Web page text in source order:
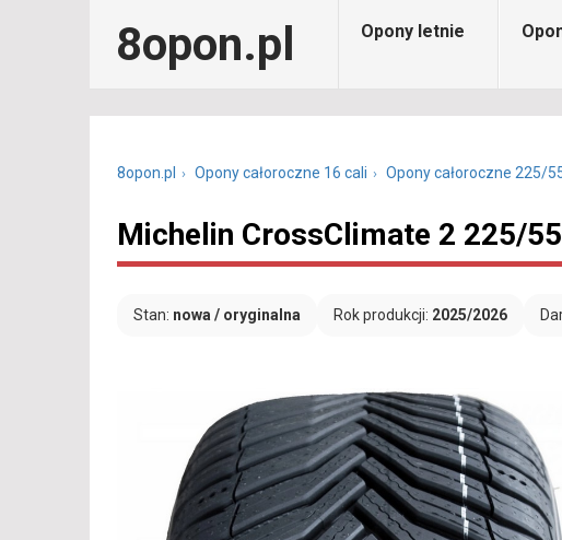
8opon.pl Opony letnie
8opon.pl Opony całoroczne 16 cali Opony całoroczne 225/
Michelin CrossClimate 2 225/
Stan: nowa / oryginalna Rok produkcji: 2025/2026